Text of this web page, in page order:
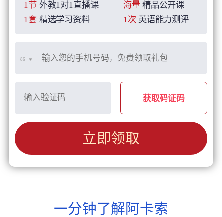
1节 外教1对1直播课 海量 精品公开课
1套 精选学习资料 1次 英语能力测评
+86
获取码证码
立即领取
一分钟了解阿卡索